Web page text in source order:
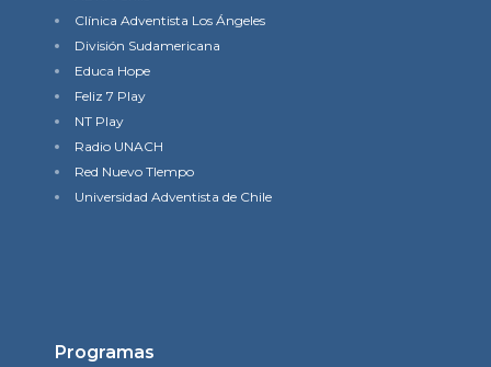
Clínica Adventista Los Ángeles
División Sudamericana
Educa Hope
Feliz 7 Play
NT Play
Radio UNACH
Red Nuevo TIempo
Universidad Adventista de Chile
Programas